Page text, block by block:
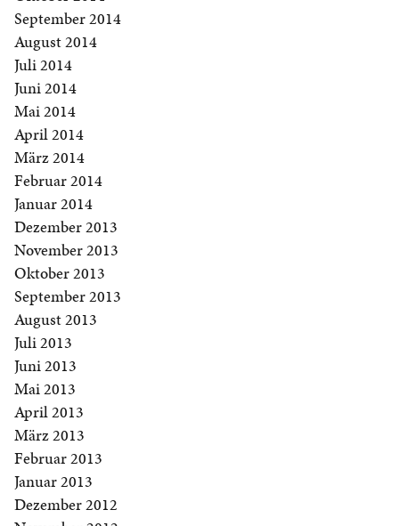
September 2014
August 2014
Juli 2014
Juni 2014
Mai 2014
April 2014
März 2014
Februar 2014
Januar 2014
Dezember 2013
November 2013
Oktober 2013
September 2013
August 2013
Juli 2013
Juni 2013
Mai 2013
April 2013
März 2013
Februar 2013
Januar 2013
Dezember 2012